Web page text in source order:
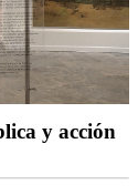
y acción